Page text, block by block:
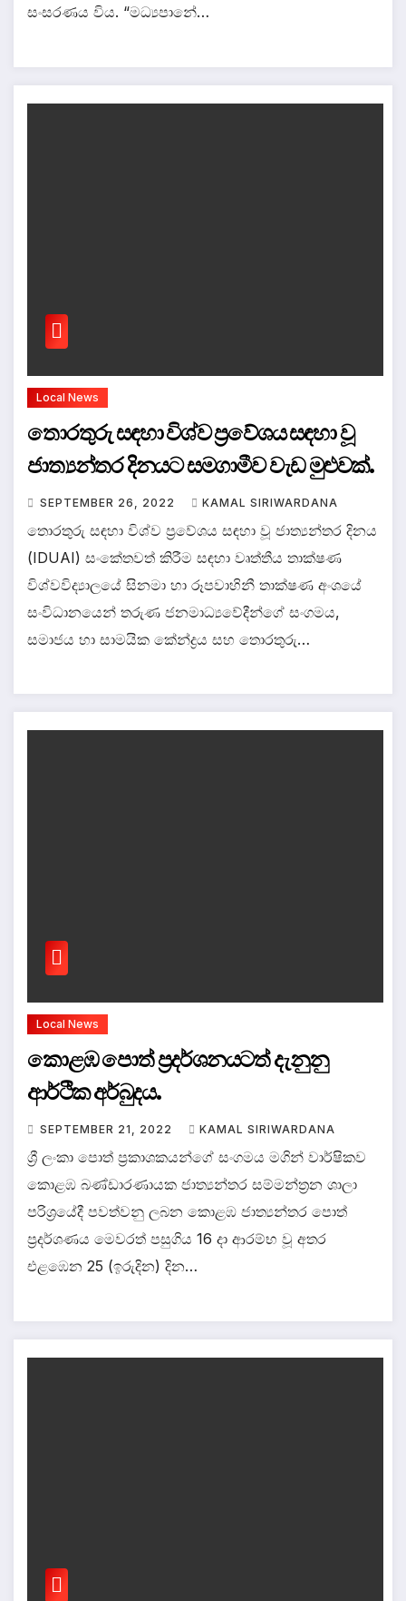
සංසරණය විය. “මධ්‍යපානේ…
Local News
තොරතුරු සඳහා විශ්ව ප්‍රවේශය සඳහා වූ
ජාත්‍යන්තර දිනයට සමගාමීව වැඩ මුළුවක්.
SEPTEMBER 26, 2022 KAMAL SIRIWARDANA
තොරතුරු සඳහා විශ්ව ප්‍රවේශය සඳහා වූ ජාත්‍යන්තර දිනය
(IDUAI) සංකේතවත් කිරීම සඳහා වෘත්තීය තාක්ෂණ
විශ්වවිද්‍යාලයේ සිනමා හා රූපවාහිනී තාක්ෂණ අංශයේ
සංවිධානයෙන් තරුණ ජනමාධ්‍යවේදීන්ගේ සංගමය,
සමාජය හා සාමයික කේන්ද්‍රය සහ තොරතුරු…
Local News
කොළඹ පොත් ප්‍රදර්ශනයටත් දැනුනු
ආර්ථික අර්බුදය.
SEPTEMBER 21, 2022 KAMAL SIRIWARDANA
ශ්‍රී ලංකා පොත් ප්‍රකාශකයන්ගේ සංගමය මගින් වාර්ෂිකව
කොළඹ බණ්ඩාරණායක ජාත්‍යන්තර සම්මන්ත්‍රන ශාලා
පරිශ්‍රයේදී පවත්වනු ලබන කොළඹ ජාත්‍යන්තර පොත්
ප්‍රදර්ශණය මෙවරත් පසුගිය 16 දා ආරම්භ වූ අතර
එළඹෙන 25 (ඉරුදින) දින…